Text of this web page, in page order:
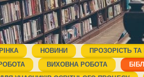
НОВИНИ
ПРОЗОРІСТЬ
ВИХОВНА РОБОТА